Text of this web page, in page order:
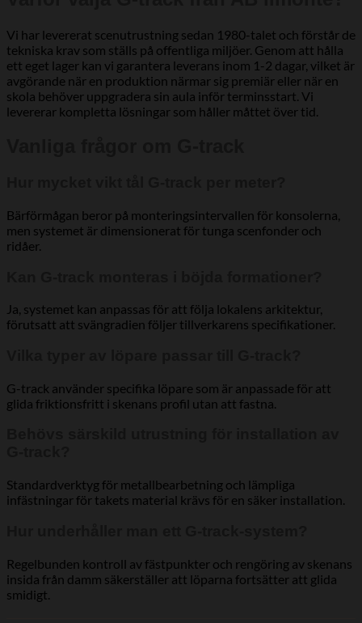
Vi har levererat scenutrustning sedan 1980-talet och förstår de
tekniska krav som ställs på offentliga miljöer. Genom att hålla
ett eget lager kan vi garantera leverans inom 1-2 dagar, vilket är
avgörande när en produktion närmar sig premiär eller när en
skola behöver uppgradera sin aula inför terminsstart. Vi
levererar kompletta lösningar som håller måttet över tid.
Bärförmågan beror på monteringsintervallen för konsolerna,
men systemet är dimensionerat för tunga scenfonder och
ridåer.
Ja, systemet kan anpassas för att följa lokalens arkitektur,
förutsatt att svängradien följer tillverkarens specifikationer.
G-track använder specifika löpare som är anpassade för att
glida friktionsfritt i skenans profil utan att fastna.
Standardverktyg för metallbearbetning och lämpliga
infästningar för takets material krävs för en säker installation.
Regelbunden kontroll av fästpunkter och rengöring av skenans
insida från damm säkerställer att löparna fortsätter att glida
smidigt.